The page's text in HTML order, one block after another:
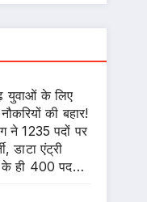
युवाओं के लिए
की बहार!
ने 1235 पदों पर
डाटा एंट्री
ही 400 पद…